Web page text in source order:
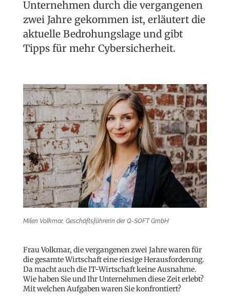
Unternehmen durch die vergangenen
zwei Jahre gekommen ist, erläutert die
aktuelle Bedrohungslage und gibt
Tipps für mehr Cybersicherheit.
Milen Volkmar, Geschäftsführerin der Q-SOFT GmbH
Frau Volkmar, die vergangenen zwei Jahre waren für
die gesamte Wirtschaft eine riesige Herausforderung.
Da macht auch die IT-Wirtschaft keine Ausnahme.
Wie haben Sie und Ihr Unternehmen diese Zeit erlebt?
Mit welchen Aufgaben waren Sie konfrontiert?